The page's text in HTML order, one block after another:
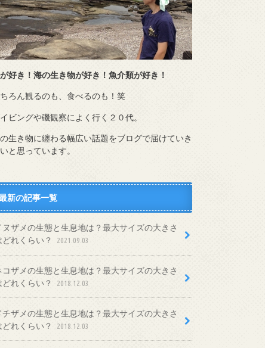
好き！海の生き物が好き！魚介類が好き！
ろん観るのも、食べるのも！笑
ビングや磯観察によく行く２０代。
生き物に纏わる幅広い話題をブログで届けていき
と思っています。
新の記事一覧
ヌザメの生態と生息地は？最大サイズの大きさ
どれくらい？
2021.09.03
コザメの生態と生息地は？最大サイズの大きさ
どれくらい？
2018.12.03
チザメの生態と生息地は？最大サイズの大きさ
どれくらい？
2018.12.03